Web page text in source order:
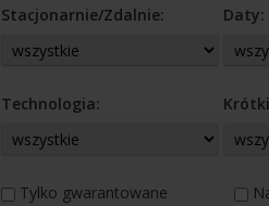
Stacjonarnie/Zdalnie: Daty:
Technologia:
Tylko gwarantowane